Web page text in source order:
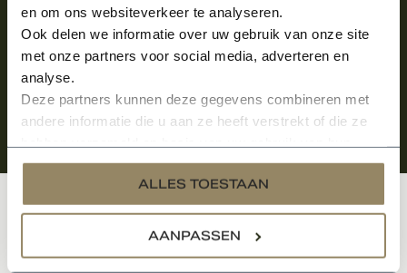
en om ons websiteverkeer te analyseren.
Ook delen we informatie over uw gebruik van onze site
met onze partners voor social media, adverteren en
analyse.
Deze partners kunnen deze gegevens combineren met
andere informatie die u aan ze heeft verstrekt of die ze
services.
ALLES TOESTAAN
AANPASSEN